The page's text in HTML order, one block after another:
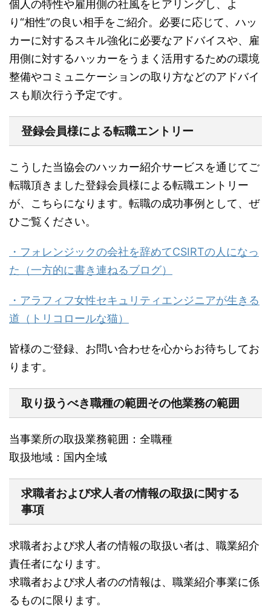
個人の特性や雇用側の社風をヒアリングし、よ
り“相性”の良い相手をご紹介。必要に応じて、ハッ
カーに対するスキル強化に必要なアドバイスや、雇
用側に対するハッカーをうまく活用するための環境
整備やコミュニケーションの取り方などのアドバイ
スも順次行う予定です。
登録会員様による転職エントリー
こうした当協会のハッカー紹介サービスを通じてご
転職頂きました登録会員様による転職エントリー
が、こちらになります。転職の成功事例として、ぜ
ひご覧ください。
・フォレンジックの会社を辞めてCSIRTの人になっ
た（一方的に書き連ねるブログ）
・アラフィフ女性セキュリティエンジニアが生きる
道（トリコロールな猫）
皆様のご登録、お問い合わせを心からお待ちしてお
ります。
取り扱うべき職種の範囲その他業務の範囲
当事業所の取扱業務範囲：全職種
取扱地域：国内全域
求職者および求人者の情報の取扱に関する
事項
求職者および求人者の情報の取扱い者は、職業紹介
責任者になります。
求職者および求人者のの情報は、職業紹介事業に係
るものに限ります。